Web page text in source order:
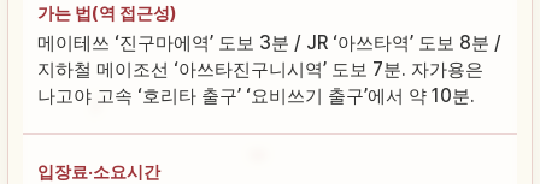
가는 법(역 접근성)
메이테쓰 ‘진구마에역’ 도보 3분 / JR ‘아쓰타역’ 도보 8분 /
지하철 메이조선 ‘아쓰타진구니시역’ 도보 7분. 자가용은
나고야 고속 ‘호리타 출구’ ‘요비쓰기 출구’에서 약 10분.
입장료·소요시간